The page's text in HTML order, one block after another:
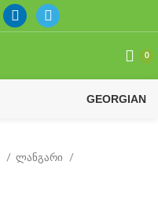
0
GEORGIAN
ლანგარი